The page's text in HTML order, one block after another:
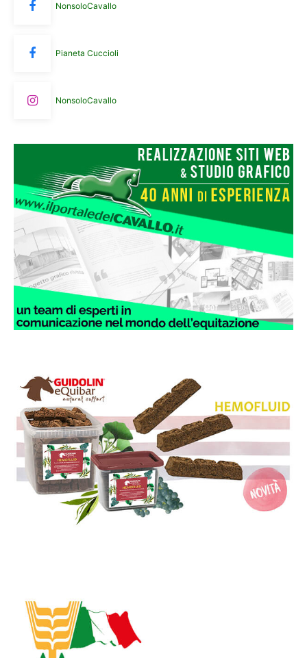
NonsoloCavallo
Pianeta Cuccioli
NonsoloCavallo